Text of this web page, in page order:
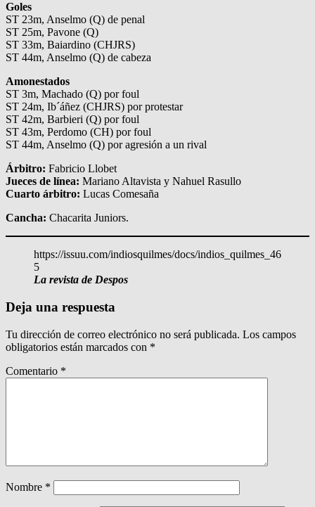
Goles
ST 23m, Anselmo (Q) de penal
ST 25m, Pavone (Q)
ST 33m, Baiardino (CHJRS)
ST 44m, Anselmo (Q) de cabeza
Amonestados
ST 3m, Machado (Q) por foul
ST 24m, Ib´áñez (CHJRS) por protestar
ST 42m, Barbieri (Q) por foul
ST 43m, Perdomo (CH) por foul
ST 44m, Anselmo (Q) por agresión a un rival
Árbitro: Fabricio Llobet
Jueces de línea: Mariano Altavista y Nahuel Rasullo
Cuarto árbitro: Lucas Comesaña
Cancha: Chacarita Juniors.
https://issuu.com/indiosquilmes/docs/indios_quilmes_46
5
La revista de Despos
Deja una respuesta
Tu dirección de correo electrónico no será publicada. Los campos
obligatorios están marcados con *
Comentario *
Nombre *